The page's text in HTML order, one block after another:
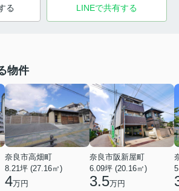
る LINEで共有する
物件
奈良市高畑町
8.21坪 (27.16㎡)
4万円
奈良市阪新屋町
6.09坪 (20.16㎡)
3.5万円